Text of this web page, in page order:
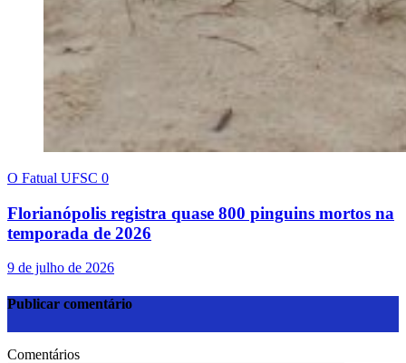
O Fatual UFSC 0
Florianópolis registra quase 800 pinguins mortos na
temporada de 2026
9 de julho de 2026
Publicar comentário
Comentários